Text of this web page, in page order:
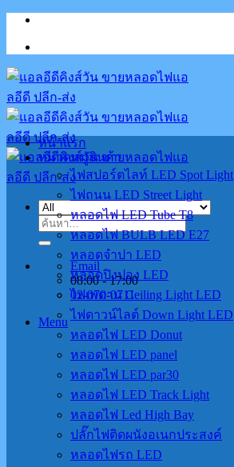
Skip
content
ค้นหา:
Email
08:00 - 17:00
02-070-0711
Menu
หน้าแรก
หมวดหมู่สินค้า
ไฟสปอร์ตไลท์ LED Spot Light
ไฟถนน LED Street Light
หลอดไฟ LED Tube T8
หลอดไฟ BULB LED E27
หลอดจำปา LED
หลอดปิงปอง LED
ไฟเพดาน Ceiling Light LED
ไฟดาวน์ไลต์ Down Light LED
หลอดไฟ LED Donut
หลอดไฟ LED panel
หลอดไฟ LED par30
หลอดไฟ LED Track Light
หลอดไฟ Led High Bay
ปลั๊กไฟติดผนังอเนกประสงค์
หลอดไฟรถ LED